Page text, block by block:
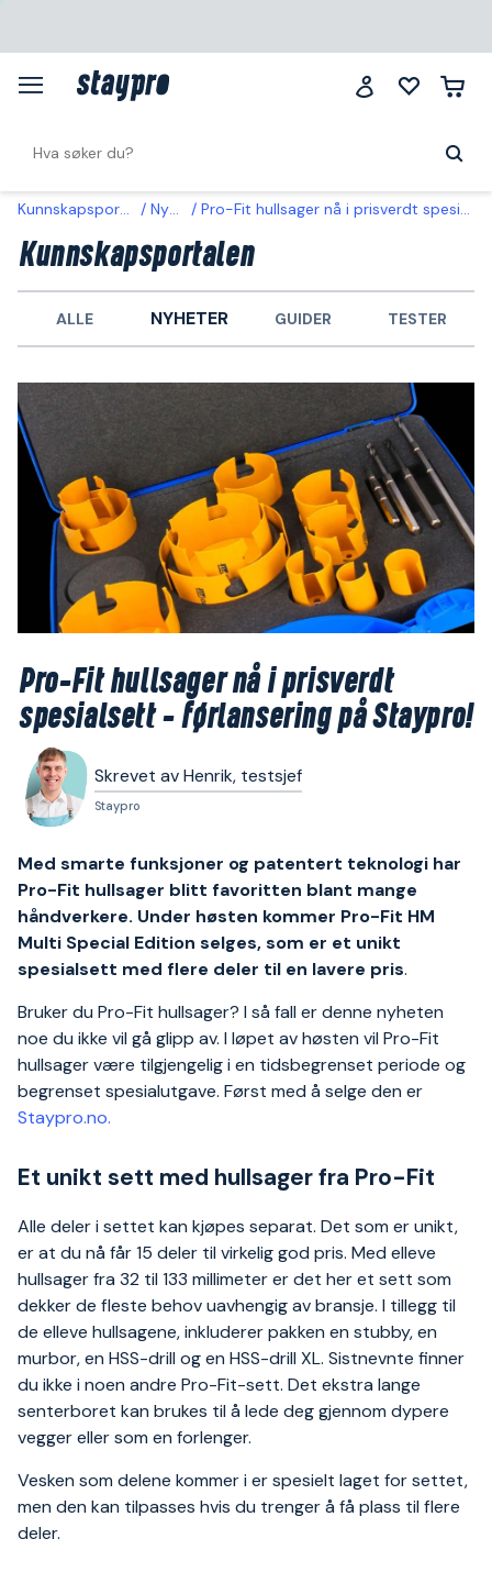
Kunnskapsportalen Nyheter Pro-Fit hullsager nå i prisverdt spesialsett – førlansering på Staypro!
Kunnskapsportalen
ALLE NYHETER GUIDER TESTER
Pro-Fit hullsager nå i prisverdt
spesialsett – førlansering på Staypro!
Skrevet av Henrik, testsjef
Staypro
Med smarte funksjoner og patentert teknologi har
Pro-Fit hullsager blitt favoritten blant mange
håndverkere. Under høsten kommer Pro-Fit HM
Multi Special Edition selges, som er et unikt
spesialsett med flere deler til en lavere pris.
Bruker du Pro-Fit hullsager? I så fall er denne nyheten
noe du ikke vil gå glipp av. I løpet av høsten vil Pro-Fit
hullsager være tilgjengelig i en tidsbegrenset periode og
begrenset spesialutgave. Først med å selge den er
Staypro.no.
Et unikt sett med hullsager fra Pro-Fit
Alle deler i settet kan kjøpes separat. Det som er unikt,
er at du nå får 15 deler til virkelig god pris. Med elleve
hullsager fra 32 til 133 millimeter er det her et sett som
dekker de fleste behov uavhengig av bransje. I tillegg til
de elleve hullsagene, inkluderer pakken en stubby, en
murbor, en HSS-drill og en HSS-drill XL. Sistnevnte finner
du ikke i noen andre Pro-Fit-sett. Det ekstra lange
senterboret kan brukes til å lede deg gjennom dypere
vegger eller som en forlenger.
Vesken som delene kommer i er spesielt laget for settet,
men den kan tilpasses hvis du trenger å få plass til flere
deler.